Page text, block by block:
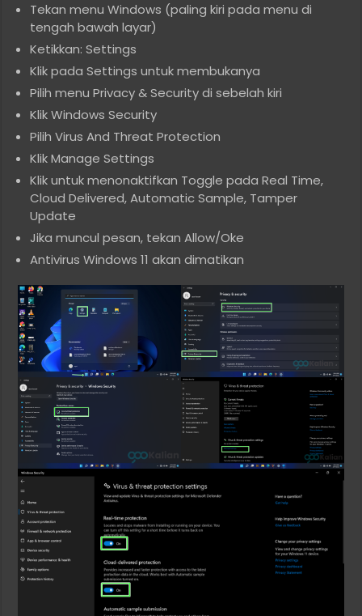
Tekan menu Windows (paling kiri pada menu di
tengah bawah layar)
Ketikkan: Settings
Klik pada Settings untuk membukanya
Pilih menu Privacy & Security di sebelah kiri
Klik Windows Security
Pilih Virus And Threat Protection
Klik Manage Settings
Klik untuk menonaktifkan Toggle pada Real Time,
Cloud Delivered, Automatic Sample, Tamper
Update
Jika muncul pesan, tekan Allow/Oke
Antivirus Windows 11 akan dimatikan